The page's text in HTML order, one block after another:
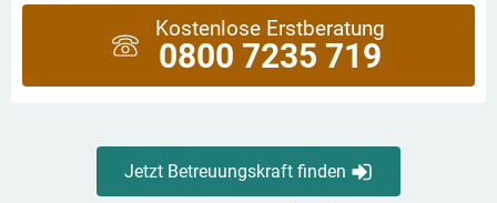
Kostenlose Erstberatung
0800 7235 719
Jetzt Betreuungskraft finden